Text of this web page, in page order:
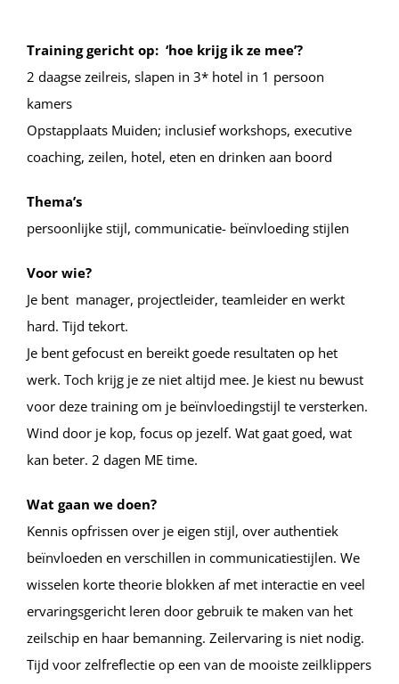
Training gericht op: ‘hoe krijg ik ze mee’?
2 daagse zeilreis, slapen in 3* hotel in 1 persoon
kamers
Opstapplaats Muiden; inclusief workshops, executive
coaching, zeilen, hotel, eten en drinken aan boord
Thema’s
persoonlijke stijl, communicatie- beïnvloeding stijlen
Voor wie?
Je bent manager, projectleider, teamleider en werkt
hard. Tijd tekort.
Je bent gefocust en bereikt goede resultaten op het
werk. Toch krijg je ze niet altijd mee. Je kiest nu bewust
voor deze training om je beïnvloedingstijl te versterken.
Wind door je kop, focus op jezelf. Wat gaat goed, wat
kan beter. 2 dagen ME time.
Wat gaan we doen?
Kennis opfrissen over je eigen stijl, over authentiek
beïnvloeden en verschillen in communicatiestijlen. We
wisselen korte theorie blokken af met interactie en veel
ervaringsgericht leren door gebruik te maken van het
zeilschip en haar bemanning. Zeilervaring is niet nodig.
Tijd voor zelfreflectie op een van de mooiste zeilklippers